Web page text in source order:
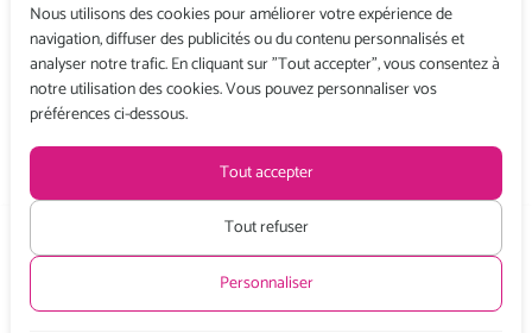
Nous utilisons des cookies pour améliorer votre expérience de
navigation, diffuser des publicités ou du contenu personnalisés et
analyser notre trafic. En cliquant sur "Tout accepter", vous consentez à
notre utilisation des cookies. Vous pouvez personnaliser vos
préférences ci-dessous.
Tout accepter
Tout refuser
Personnaliser
Tarifs HT à partir de :
Demi Journée:
220 €
Journée:
350 €
Tél: +33 (0) 1 80 522 522
Belgique : 156, avenue de Floréal – 1180 BRUXELLES
Conditions générales de ventePolitique de confidentialitéMentions légales
Recevez toute l’actualité de Choose and Worken vous abonnant à
S’INSCRIRE